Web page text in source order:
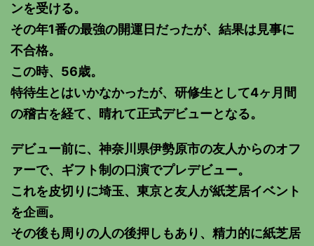
ンを受ける。
その年1番の最強の開運日だったが、結果は見事に
不合格。
この時、56歳。
特待生とはいかなかったが、研修生として4ヶ月間
の稽古を経て、晴れて正式デビューとなる。
デビュー前に、神奈川県伊勢原市の友人からのオフ
ァーで、ギフト制の口演でプレデビュー。
これを皮切りに埼玉、東京と友人が紙芝居イベント
を企画。
その後も周りの人の後押しもあり、精力的に紙芝居